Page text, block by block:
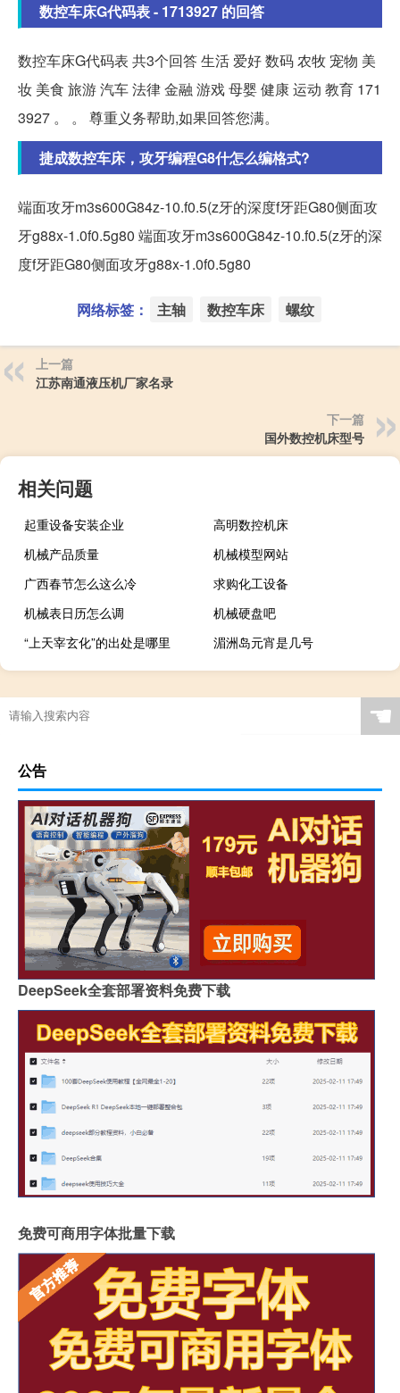
数控车床G代码表 - 1713927 的回答
数控车床G代码表 共3个回答 生活 爱好 数码 农牧 宠物 美
妆 美食 旅游 汽车 法律 金融 游戏 母婴 健康 运动 教育 171
3927 。 。 尊重义务帮助,如果回答您满。
捷成数控车床，攻牙编程G8什怎么编格式?
端面攻牙m3s600G84z-10.f0.5(z牙的深度f牙距G80侧面攻
牙g88x-1.0f0.5g80 端面攻牙m3s600G84z-10.f0.5(z牙的深
度f牙距G80侧面攻牙g88x-1.0f0.5g80
网络标签： 主轴 数控车床 螺纹
上一篇
江苏南通液压机厂家名录
下一篇
国外数控机床型号
相关问题
起重设备安装企业
高明数控机床
机械产品质量
机械模型网站
广西春节怎么这么冷
求购化工设备
机械表日历怎么调
机械硬盘吧
“上天宰玄化”的出处是哪里
湄洲岛元宵是几号
☚
公告
DeepSeek全套部署资料免费下载
免费可商用字体批量下载